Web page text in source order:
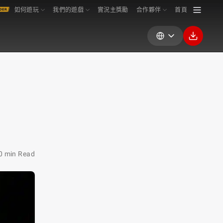
如何遊玩 我們的遊戲 實況主獎勵 合作夥伴 首頁
min Read